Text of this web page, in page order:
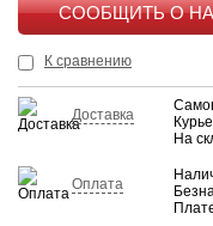
К сравнению
Доставка
На
Оплата